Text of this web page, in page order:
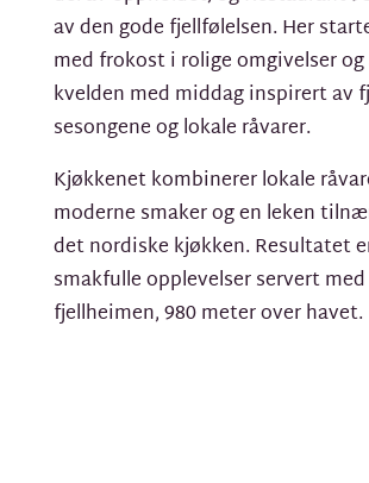
av den gode fjellfølelsen. Her
med frokost i rolige omgivelser
kvelden med middag inspirert av
sesongene og lokale råvarer.
Kjøkkenet kombinerer lokale
moderne smaker og en leken
det nordiske kjøkken. Resultatet
smakfulle opplevelser servert
fjellheimen, 980 meter over havet.